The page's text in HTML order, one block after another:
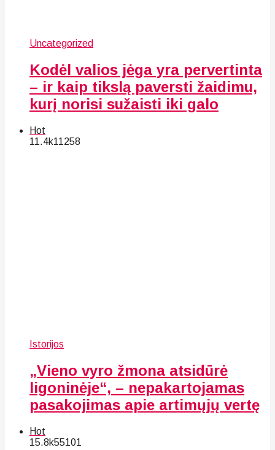
Uncategorized
Kodėl valios jėga yra pervertinta
– ir kaip tikslą paversti žaidimu,
kurį norisi sužaisti iki galo
Hot
11.4k11258
Istorijos
„Vieno vyro žmona atsidūrė
ligoninėje“, – nepakartojamas
pasakojimas apie artimųjų vertę
Hot
15.8k55101